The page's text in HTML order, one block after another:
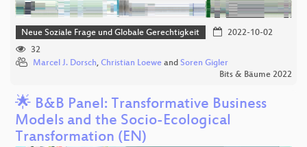
Neue Soziale Frage und Globale Gerechtigkeit
2022-10-02
32
Marcel J. Dorsch, Christian Loewe and Soren Gigler
Bits & Bäume 2022
🌟 B&B Panel: Transformative Business
Models and the Socio-Ecological
Transformation (EN)